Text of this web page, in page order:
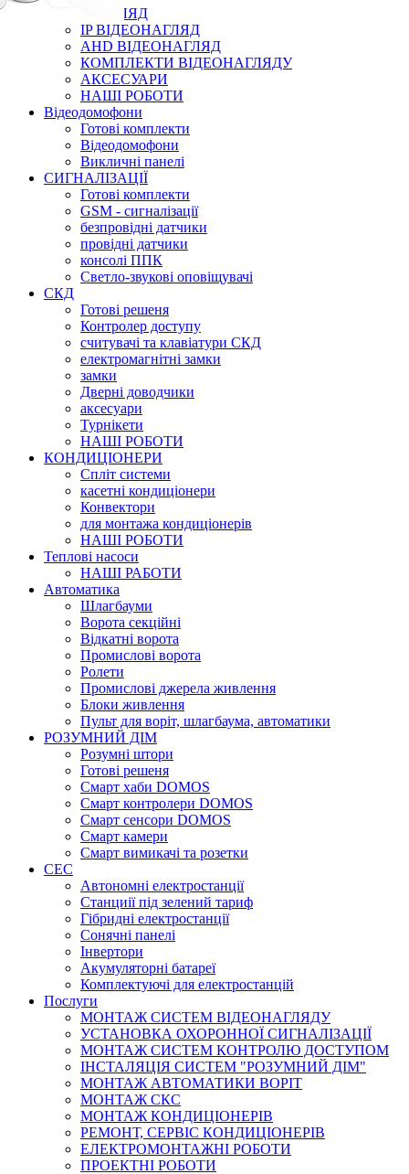
ВІДЕОНАГЛЯД
IP ВІДЕОНАГЛЯД
AHD ВІДЕОНАГЛЯД
КОМПЛЕКТИ ВІДЕОНАГЛЯДУ
АКСЕСУАРИ
НАШІ РОБОТИ
Відеодомофони
Готові комплекти
Відеодомофони
Викличні панелі
СИГНАЛІЗАЦІЇ
Готові комплекти
GSM - сигналізації
безпровідні датчики
провідні датчики
консолі ППК
Светло-звукові оповіщувачі
СКД
Готові решеня
Контролер доступу
считувачі та клавіатури СКД
електромагнітні замки
замки
Дверні доводчики
аксесуари
Турнікети
НАШІ РОБОТИ
КОНДИЦІОНЕРИ
Cпліт системи
касетні кондиціонери
Конвектори
для монтажа кондиціонерів
НАШІ РОБОТИ
Теплові насоси
НАШІ РАБОТИ
Автоматика
Шлагбауми
Ворота секційні
Відкатні ворота
Промислові ворота
Ролети
Промислові джерела живлення
Блоки живлення
Пульт для воріт, шлагбаума, автоматики
РОЗУМНИЙ ДІМ
Розумні штори
Готові решеня
Смарт хаби DOMOS
Смарт контролери DOMOS
Смарт сенсори DOMOS
Смарт камери
Смарт вимикачі та розетки
СЕС
Автономні електростанції
Станциії під зелений тариф
Гібридні електростанції
Сонячні панелі
Інвертори
Акумуляторні батареї
Комплектуючі для електростанцій
Послуги
МОНТАЖ СИСТЕМ ВІДЕОНАГЛЯДУ
УСТАНОВКА ОХОРОННОЇ СИГНАЛІЗАЦІЇ
МОНТАЖ СИСТЕМ КОНТРОЛЮ ДОСТУПОМ
ІНСТАЛЯЦІЯ СИСТЕМ "РОЗУМНИЙ ДІМ"
МОНТАЖ АВТОМАТИКИ ВОРІТ
МОНТАЖ СКС
МОНТАЖ КОНДИЦІОНЕРІВ
РЕМОНТ, СЕРВІС КОНДИЦІОНЕРІВ
ЕЛЕКТРОМОНТАЖНІ РОБОТИ
ПРОЕКТНІ РОБОТИ